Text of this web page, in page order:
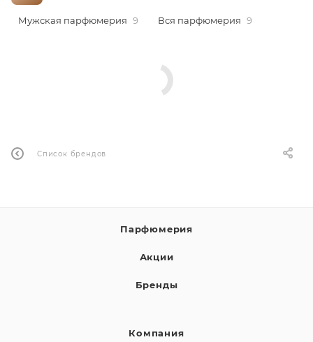
Мужская парфюмерия 9 Вся парфюмерия 9
Список брендов
Парфюмерия
Акции
Бренды
Компания